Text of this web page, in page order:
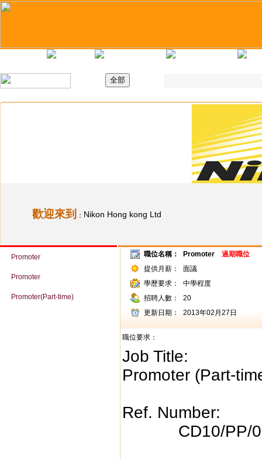
歡迎來到 ： Nikon Hong kong Ltd
Promoter
Promoter
Promoter(Part-time)
職位名稱： Promoter
過期職位
提供月薪：
面議
學歷要求：
中學程度
招聘人數：
20
更新日期：
2013年02月27日
職位要求：
Job Title:
Promoter (Part-
Ref. Number:
CD10/PP/